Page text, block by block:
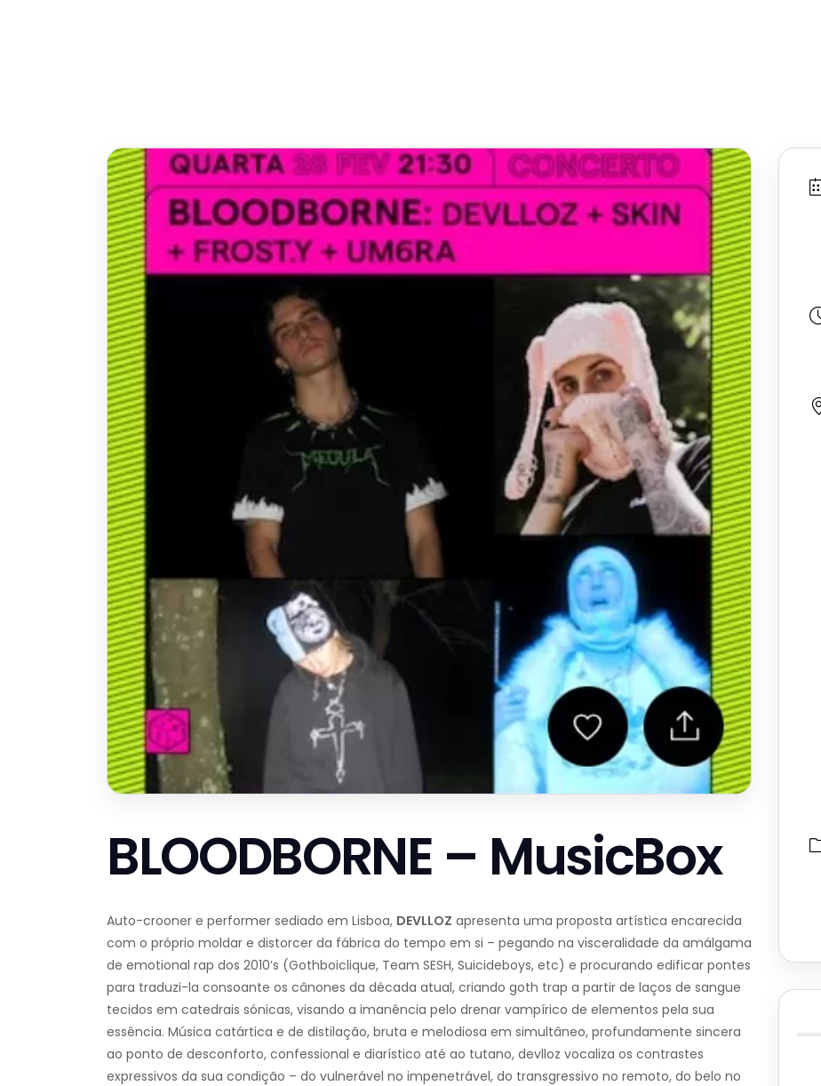
BLOODBORNE – MusicBox
Auto-crooner e performer sediado em Lisboa, DEVLLOZ apresenta uma proposta artística encarecida
com o próprio moldar e distorcer da fábrica do tempo em si – pegando na visceralidade da amálgama
de emotional rap dos 2010’s (Gothboiclique, Team SESH, Suicideboys, etc) e procurando edificar pontes
para traduzi-la consoante os cânones da década atual, criando goth trap a partir de laços de sangue
tecidos em catedrais sónicas, visando a imanência pelo drenar vampírico de elementos pela sua
essência. Música catártica e de distilação, bruta e melodiosa em simultâneo, profundamente sincera
ao ponto de desconforto, confessional e diarístico até ao tutano, devlloz vocaliza os contrastes
expressivos da sua condição – do vulnerável no impenetrável, do transgressivo no remoto, do belo no